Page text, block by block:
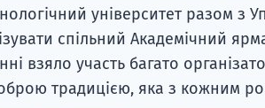
університет разом з
спільний Академічний
взяло участь багато
традицією, яка з кожним